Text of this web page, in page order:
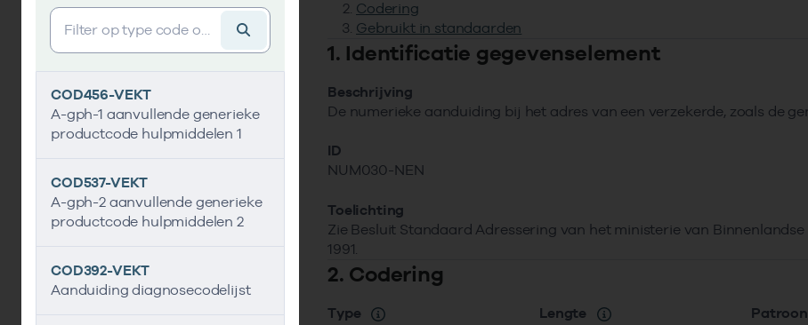
Vind gegevens&shy;element
COD456-VEKT
A-gph-1 aanvullende generieke
productcode hulpmiddelen 1
COD537-VEKT
A-gph-2 aanvullende generieke
productcode hulpmiddelen 2
COD392-VEKT
Aanduiding diagnosecodelijst
Codering
Gebruikt in standaarden
1. Identificatie gegevenselement
Beschrijving
De numerieke aanduiding bij het adres van een verzekerde, zoals de
ID
NUM030-NEN
Toelichting
Zie Besluit Standaard Adressering van het ministerie van Binnenlandse
1991.
2. Codering
Type
Lengte
Patroon